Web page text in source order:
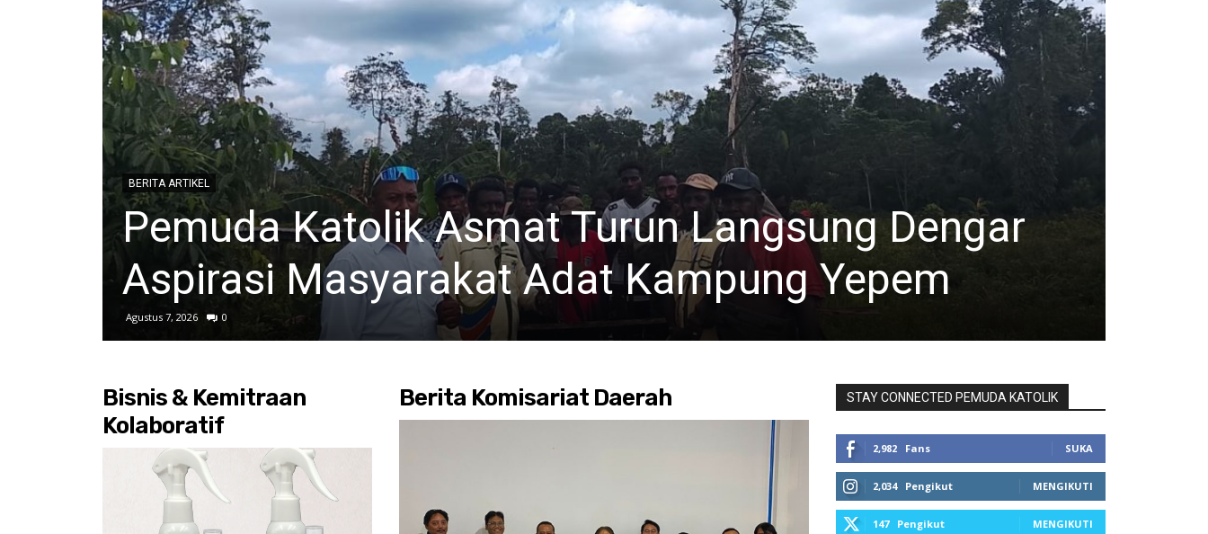
BERITA ARTIKEL
Pemuda Katolik Asmat Turun Langsung Dengar
Aspirasi Masyarakat Adat Kampung Yepem
Agustus 7, 2026 0
Bisnis & Kemitraan
Kolaboratif
Berita Komisariat Daerah STAY CONNECTED PEMUDA KATOLIK
2,982 Fans SUKA
2,034 Pengikut MENGIKUTI
147 Pengikut MENGIKUTI